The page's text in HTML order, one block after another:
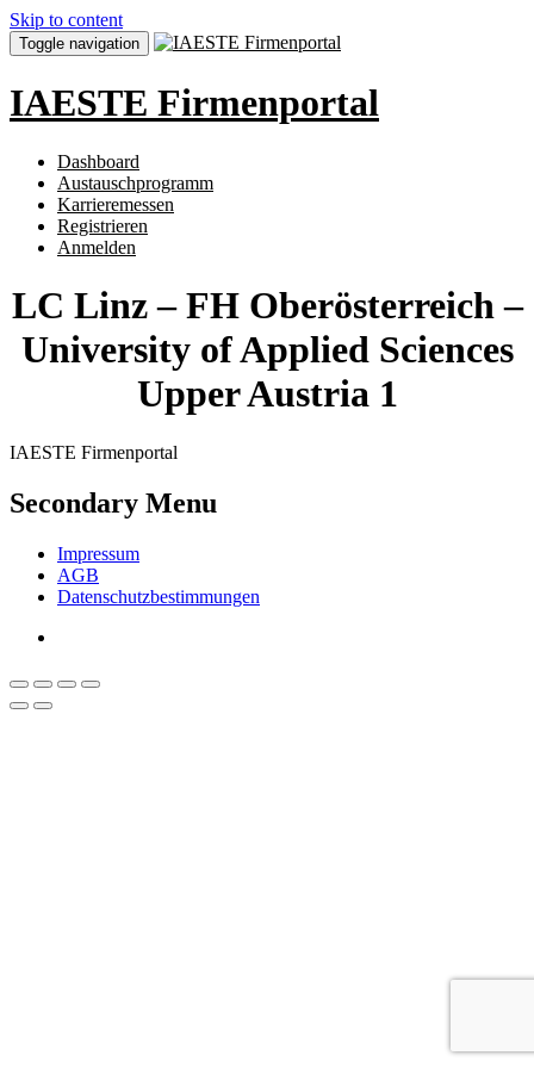
Skip to content
Toggle navigation
IAESTE Firmenportal
Dashboard
Austauschprogramm
Karrieremessen
Registrieren
Anmelden
LC Linz – FH Oberösterreich –
University of Applied Sciences
Upper Austria 1
IAESTE Firmenportal
Secondary Menu
Impressum
AGB
Datenschutzbestimmungen